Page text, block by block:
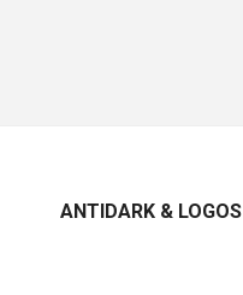
ANTIDARK & LOGOS